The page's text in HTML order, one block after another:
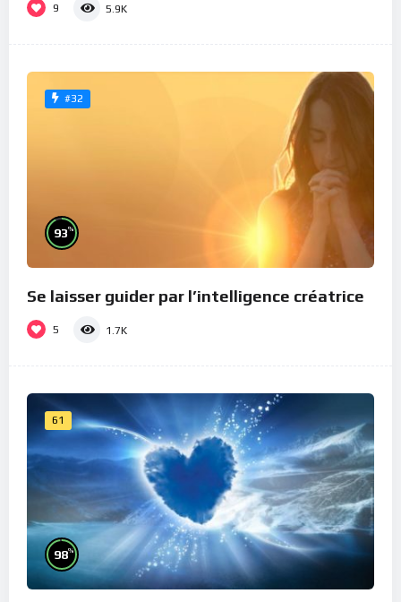
9 5.9K
#32
93%
Se laisser guider par l’intelligence créatrice
5 1.7K
61
98%